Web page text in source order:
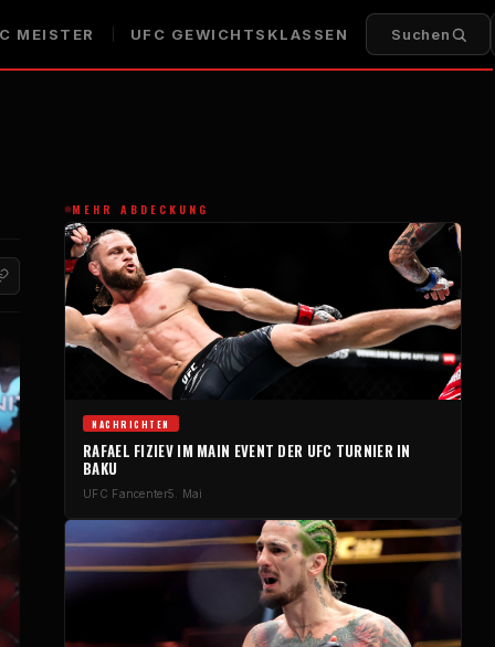
MEISTER UFC GEWICHTSKLASSEN Suchen
MEHR ABDECKUNG
NACHRICHTEN
RAFAEL FIZIEV IM MAIN EVENT DER UFC TURNIER IN
BAKU
UFC Fancenter5. Mai